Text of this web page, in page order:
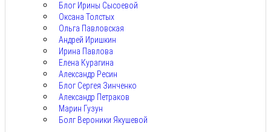
Блог Ирины Сысоевой
Оксана Толстых
Ольга Павловская
Андрей Иришкин
Ирина Павлова
Елена Курагина
Александр Ресин
Блог Сергея Зинченко
Александр Петраков
Марин Гузун
Болг Вероники Якушевой